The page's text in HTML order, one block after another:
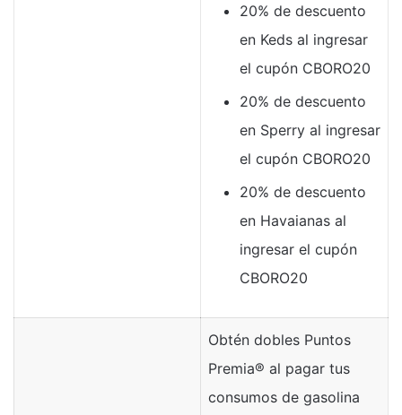
20% de descuento
en Keds al ingresar
el cupón CBORO20
20% de descuento
en Sperry al ingresar
el cupón CBORO20
20% de descuento
en Havaianas al
ingresar el cupón
CBORO20
Obtén dobles Puntos
Premia® al pagar tus
consumos de gasolina